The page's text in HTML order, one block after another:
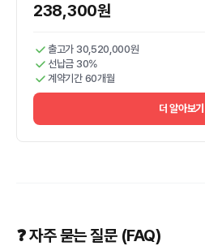
238,300원
출고가 30,520,000원
선납금 30%
계약기간 60개월
더 알아보기
❓ 자주 묻는 질문 (FAQ)